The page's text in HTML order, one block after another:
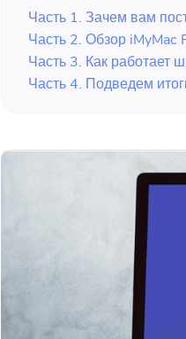
Часть 1. Зачем вам
Часть 2. Обзор iMyMac
Часть 3. Как работает
Часть 4. Подведем